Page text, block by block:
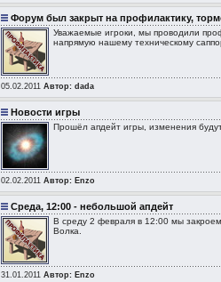
Форум был закрыт на профилактику,
Уважаемые игроки, мы проводили
напрямую нашему техническому
05.02.2011 Автор: dada
Новости игры
Прошёл апдейт игры, изменения
02.02.2011 Автор: Enzo
Среда, 12:00 - небольшой апдейт
В среду 2 февраля в 12:00 мы
Волка.
31.01.2011 Автор: Enzo